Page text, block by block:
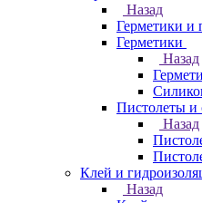
Назад
Герметики и
Герметики
Назад
Пистолеты и
Назад
Клей и
Назад